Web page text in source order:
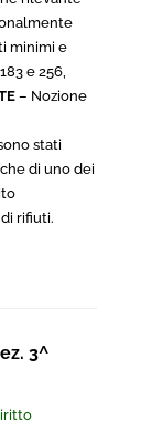
minimi e
e 256,
– Nozione
stati
di uno dei
rifiuti.
3^